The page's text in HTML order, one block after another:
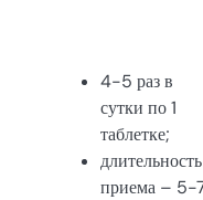
4-5 раз в
сутки по 1
таблетке;
длительность
приема – 5-